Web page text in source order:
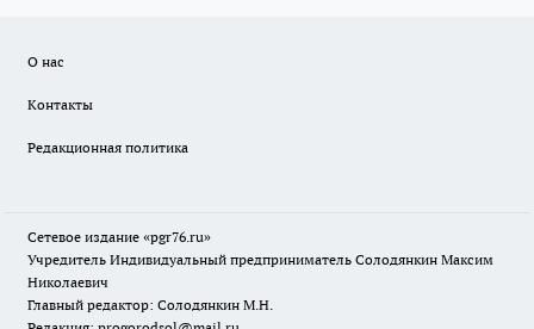
О нас
Контакты
Редакционная политика
Сетевое издание «pgr76.ru»
Учредитель Индивидуальный предприниматель Солодянкин Максим
Николаевич
Главный редактор: Солодянкин М.Н.